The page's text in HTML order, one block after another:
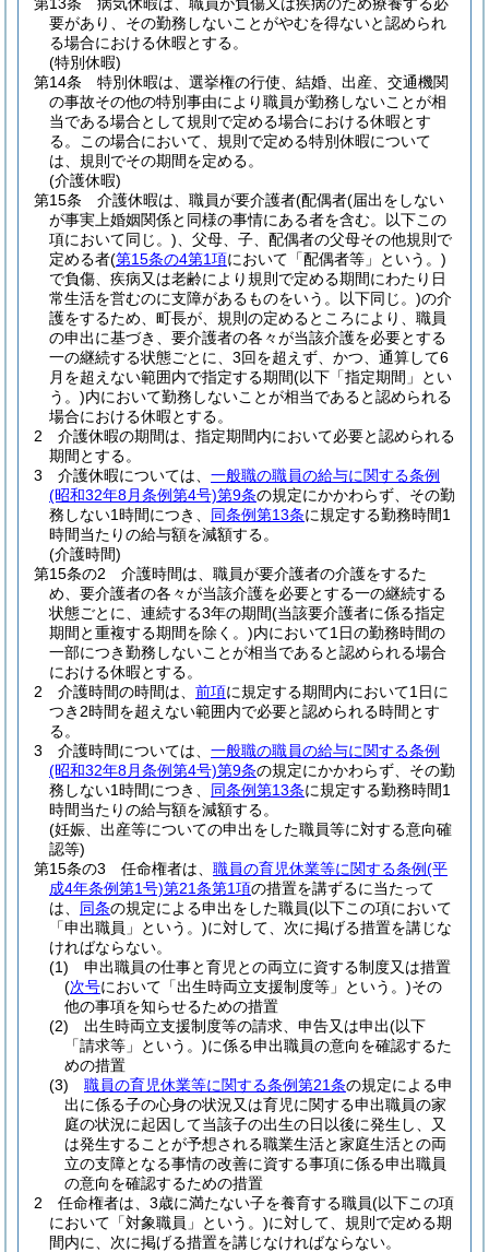
要があり、その勤務しないことがやむを得ないと認められ
る場合における休暇とする。
(特別休暇)
第14条
特別休暇は、選挙権の行使、結婚、出産、交通機関
の事故その他の特別事由により職員が勤務しないことが相
当である場合として規則で定める場合における休暇とす
る。
この場合において、規則で定める特別休暇について
は、規則でその期間を定める。
(介護休暇)
第15条
介護休暇は、職員が要介護者(配偶者(届出をしない
が事実上婚姻関係と同様の事情にある者を含む。以下この
項において同じ。) 、父母、子、配偶者の父母その他規則で
定める者(第15条の4第1項において「配偶者等」という。)
で負傷、疾病又は老齢により規則で定める期間にわたり日
常生活を営むのに支障があるものをいう。以下同じ。)の介
護をするため、町長が、規則の定めるところにより、職員
の申出に基づき、要介護者の各々が当該介護を必要とする
一の継続する状態ごとに、3回を超えず、かつ、通算して6
月を超えない範囲内で指定する期間(以下「指定期間」とい
う。)内において勤務しないことが相当であると認められる
場合における休暇とする。
2
介護休暇の期間は、指定期間内において必要と認められる
期間とする。
3
介護休暇については、 一般職の職員の給与に関する条例
(昭和32年8月条例第4号)第9条の規定にかかわらず、その勤
務しない1時間につき、 同条例第13条に規定する勤務時間1
時間当たりの給与額を減額する。
(介護時間)
第15条の2
介護時間は、職員が要介護者の介護をするた
め、要介護者の各々が当該介護を必要とする一の継続する
状態ごとに、連続する3年の期間(当該要介護者に係る指定
期間と重複する期間を除く。)内において1日の勤務時間の
一部につき勤務しないことが相当であると認められる場合
における休暇とする。
2
介護時間の時間は、 前項に規定する期間内において1日に
つき2時間を超えない範囲内で必要と認められる時間とす
る。
3
介護時間については、 一般職の職員の給与に関する条例
(昭和32年8月条例第4号)第9条の規定にかかわらず、その勤
務しない1時間につき、 同条例第13条に規定する勤務時間1
時間当たりの給与額を減額する。
(妊娠、出産等についての申出をした職員等に対する意向確
認等)
第15条の3
任命権者は、 職員の育児休業等に関する条例(平
成4年条例第1号)第21条第1項の措置を講ずるに当たって
は、 同条の規定による申出をした職員(以下この項において
「申出職員」という。)に対して、次に掲げる措置を講じな
ければならない。
(1)
申出職員の仕事と育児との両立に資する制度又は措置
(次号において「出生時両立支援制度等」という。)その
他の事項を知らせるための措置
(2)
出生時両立支援制度等の請求、申告又は申出(以下
「請求等」という。)に係る申出職員の意向を確認するた
めの措置
(3)
職員の育児休業等に関する条例第21条の規定による申
出に係る子の心身の状況又は育児に関する申出職員の家
庭の状況に起因して当該子の出生の日以後に発生し、又
は発生することが予想される職業生活と家庭生活との両
立の支障となる事情の改善に資する事項に係る申出職員
の意向を確認するための措置
2
任命権者は、3歳に満たない子を養育する職員(以下この項
において「対象職員」という。)に対して、規則で定める期
間内に、次に掲げる措置を講じなければならない。